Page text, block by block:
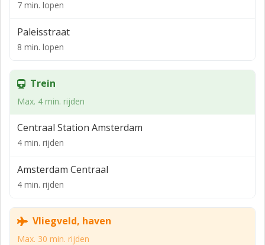
- Energielabel E;
- Oplevering in overleg.
Dit indrukwekkende object heeft 5 lagen en biedt volop
een absolute toplocatie, op loopafstand van Centraal
Station Amsterdam en de Dam.
Begane grond
217,10 m² VVO
155,30 m² BVO
126,20 m² VVO
7 min. lopen
Paleisstraat
8 min. lopen
Trein
Max. 4 min. rijden
Centraal Station Amsterdam
4 min. rijden
Amsterdam Centraal
4 min. rijden
Vliegveld, haven
Max. 30 min. rijden